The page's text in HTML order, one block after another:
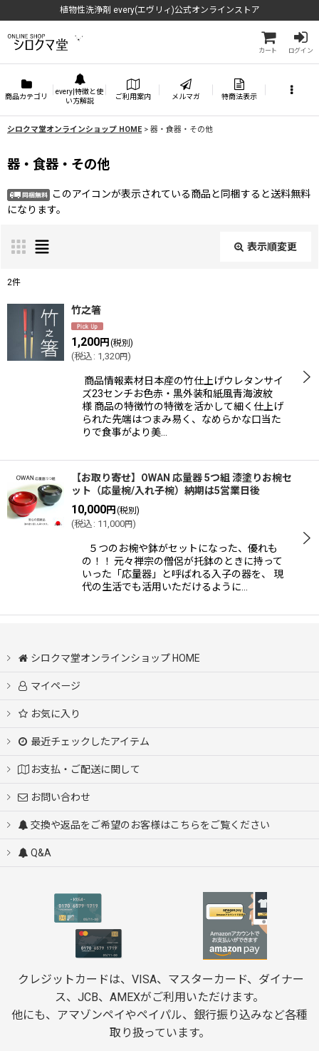
植物性洗浄剤 every(エヴリィ)公式オンラインストア
カート ログイン
商品カテゴリ
every|特徴と使
い方解説
ご利用案内 メルマガ 特商法表示
シロクマ堂オンラインショップ HOME > 器・食器・その他
器・食器・その他
このアイコンが表示されている商品と同梱すると送料無料
になります。
表示順変更
表示数:
並び順:
絞り込む
2件
竹之箸
1,200円 (税別)
(税込 : 1,320円)
商品情報素材日本産の竹仕上げウレタンサイ
ズ23センチお色赤・黒外装和紙風青海波紋
様 商品の特徴竹の特徴を活かして細く仕上げ
られた先端はつまみ易く、なめらかな口当た
りで食事がより美…
【お取り寄せ】OWAN 応量器 5つ組 漆塗りお椀セ
ット（応量椀/入れ子椀）納期は5営業日後
10,000円 (税別)
(税込 : 11,000円)
５つのお椀や鉢がセットになった、優れも
の！！ 元々禅宗の僧侶が托鉢のときに持って
いった「応量器」と呼ばれる入子の器を、 現
代の生活でも活用いただけるように…
シロクマ堂オンラインショップ HOME
マイページ
お気に入り
最近チェックしたアイテム
お支払・ご配送に関して
お問い合わせ
交換や返品をご希望のお客様はこちらをご覧ください
Q&A
クレジットカードは、VISA、マスターカード、ダイナー
ス、JCB、AMEXがご利用いただけます。
他にも、アマゾンペイやペイパル、銀行振り込みなど各種
取り扱っています。